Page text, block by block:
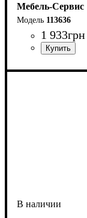
Мебель-Сервис
113636
1 933грн